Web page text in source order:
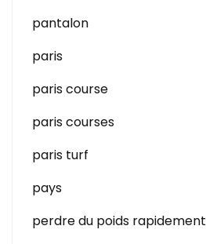
pantalon
paris
paris course
paris courses
paris turf
pays
perdre du poids rapidement